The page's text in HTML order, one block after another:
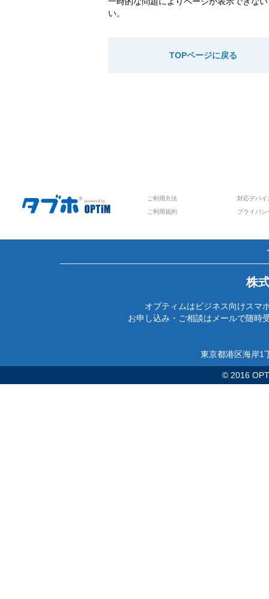
い。
TOPページに戻る
ご利用方法
対応デバイ
ご利用規約
プライバシ
株
オプティムはビジネス向けスマ
お申し込み・ご相談はメールで随時
東京都港区海岸1
© 2016